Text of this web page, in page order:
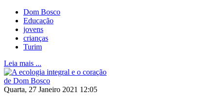
Dom Bosco
Educação
jovens
crianças
Turim
Leia mais ...
Quarta, 27 Janeiro 2021 12:05